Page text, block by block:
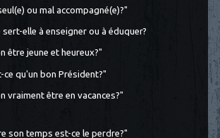
ou mal accompagné(e)?"
sert-elle à enseigner ou à éduquer?
être jeune et heureux?"
ce qu'un bon Président?"
vraiment être en vacances?"
son temps est-ce le perdre?"